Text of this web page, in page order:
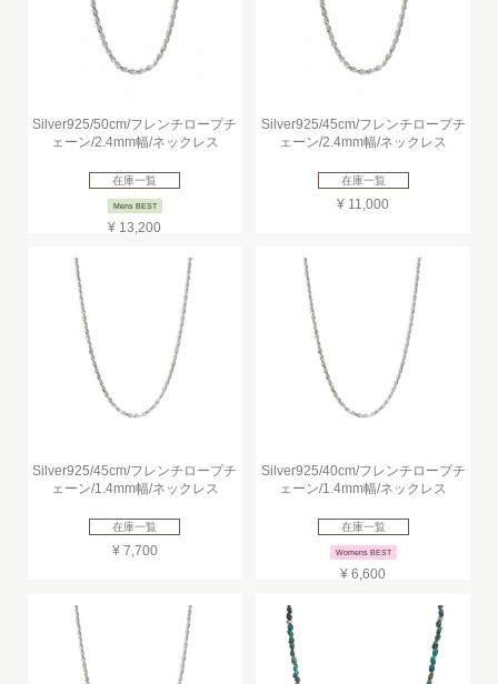
Silver925/50cm/フレンチロープチ
ェーン/2.4mm幅/ネックレス
在庫一覧
Mens BEST
¥ 13,200
Silver925/45cm/フレンチロープチ
ェーン/2.4mm幅/ネックレス
在庫一覧
¥ 11,000
Silver925/45cm/フレンチロープチ
ェーン/1.4mm幅/ネックレス
在庫一覧
¥ 7,700
Silver925/40cm/フレンチロープチ
ェーン/1.4mm幅/ネックレス
在庫一覧
Womens BEST
¥ 6,600